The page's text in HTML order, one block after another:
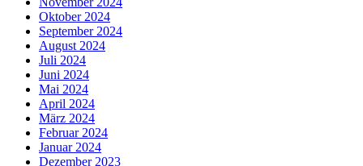
Oktober 2024
September 2024
August 2024
Juli 2024
Juni 2024
Mai 2024
April 2024
März 2024
Februar 2024
Januar 2024
Dezember 2023